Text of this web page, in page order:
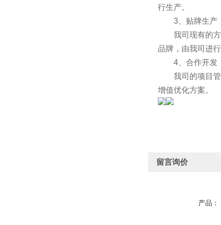
行生产。
3、贴牌生产
我司现有的方
品牌，由我司进
4、合作开发
我司的项目管
增值优化方案。
留言询价
产品：